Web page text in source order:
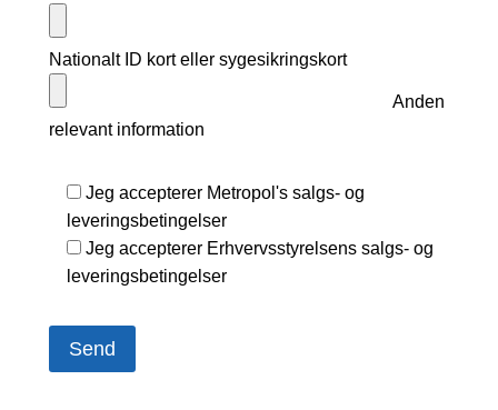
Nationalt ID kort eller sygesikringskort
Anden
relevant information
Jeg accepterer Metropol's salgs- og
leveringsbetingelser
Jeg accepterer Erhvervsstyrelsens salgs- og
leveringsbetingelser